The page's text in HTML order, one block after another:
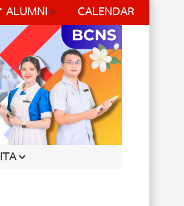
ALUMNI CALENDAR
ITA